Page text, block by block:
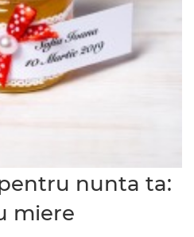
nunta ta:
miere